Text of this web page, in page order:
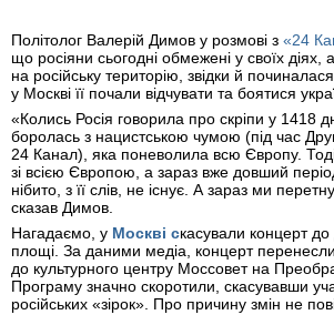
Політолог Валерій Димов у розмові з «24
що росіяни сьогодні обмежені у своїх
на російську територію, звідки й
у Москві її почали відчувати та боятися
«Колись Росія говорила про скріпи у 1418
боролась з нацистською чумою (під час
24 Канал), яка поневолила всю Європу.
зі всією Європою, а зараз вже довший
нібито, з її слів, не існує. А зараз ми
сказав Димов.
Нагадаємо, у Москві скасували концерт до
площі. За даними медіа, концерт
до культурного центру Моссовет на
Програму значно скоротили, скасувавши
російських «зірок». Про причину змін не